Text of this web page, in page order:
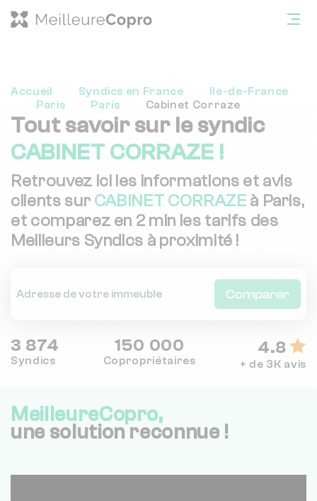
Accueil Syndics en France
Ile-de-France
Paris
Paris Cabinet Corraze
Tout savoir sur le syndic
CABINET CORRAZE !
Retrouvez ici les informations et avis
clients sur CABINET CORRAZE à Paris,
et comparez en 2 min les tarifs des
Meilleurs Syndics à proximité !
Comparer
3 874
Syndics
150 000
Copropriétaires
4.8
+ de 3K avis
MeilleureCopro,
une solution reconnue !